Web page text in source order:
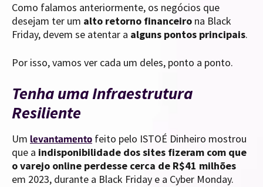
Como falamos anteriormente, os negócios que
desejam ter um alto retorno financeiro na Black
Friday, devem se atentar a alguns pontos principais.
Por isso, vamos ver cada um deles, ponto a ponto.
Tenha uma Infraestrutura
Resiliente
Um levantamento feito pelo ISTOÉ Dinheiro mostrou
que a indisponibilidade dos sites fizeram com que
o varejo online perdesse cerca de R$41 milhões
em 2023, durante a Black Friday e a Cyber Monday.